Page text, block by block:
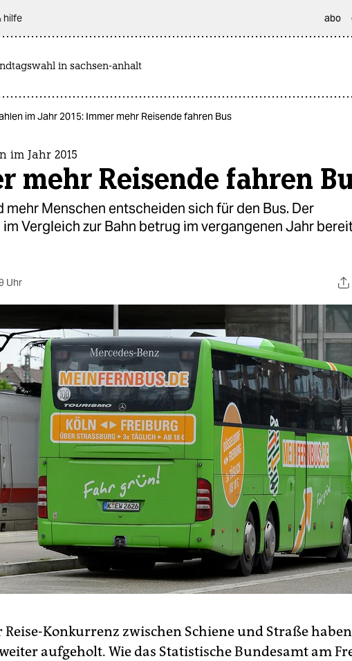
hilfe abo
in sachsen-anhalt
im Jahr 2015: Immer mehr Reisende fahren Bus
im Jahr 2015
mehr Reisende fahren
mehr Menschen entscheiden sich für den Bus. Der
Vergleich zur Bahn betrug im vergangenen Jahr
Uhr
Reise-Konkurrenz zwischen Schiene und Straße
aufgeholt. Wie das Statistische Bundesamt am